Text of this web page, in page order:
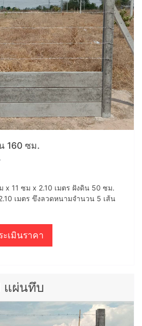
160 ซม.
x 11 ซม x 2.10 เมตร ฝังดิน 50 ซม.
เมตร ขึงลวดหนามจำนวน 5 เส้น
เมินราคา
แผ่นทึบ